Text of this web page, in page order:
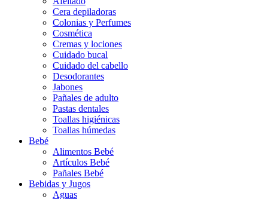
Cera depiladoras
Colonias y Perfumes
Cosmética
Cremas y lociones
Cuidado bucal
Cuidado del cabello
Desodorantes
Jabones
Pañales de adulto
Pastas dentales
Toallas higiénicas
Toallas húmedas
Bebé
Alimentos Bebé
Artículos Bebé
Pañales Bebé
Bebidas y Jugos
Aguas